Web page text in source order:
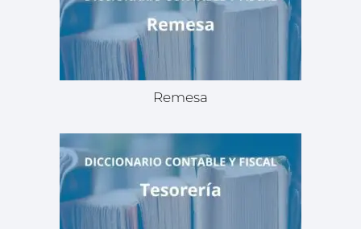
Remesa